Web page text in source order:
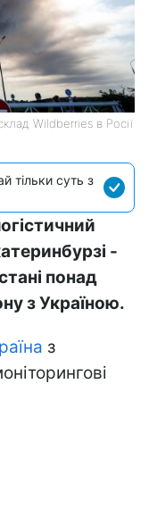
Wildberries в Росії
тільки суть з
-
понад
з Україною.
з